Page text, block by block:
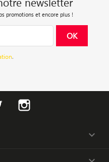
promotions et encore plus !
.
Twitter
